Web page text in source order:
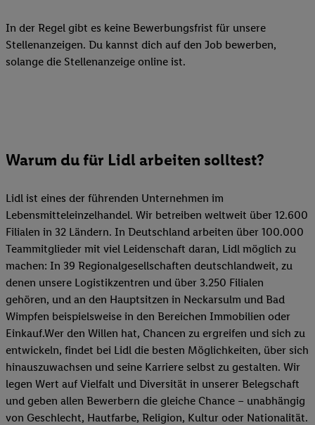
In der Regel gibt es keine Bewerbungsfrist für unsere
Stellenanzeigen. Du kannst dich auf den Job bewerben,
solange die Stellenanzeige online ist.
Warum du für Lidl arbeiten solltest?
Lidl ist eines der führenden Unternehmen im
Lebensmitteleinzelhandel. Wir betreiben weltweit über 12.600
Filialen in 32 Ländern. In Deutschland arbeiten über 100.000
Teammitglieder mit viel Leidenschaft daran, Lidl möglich zu
machen: In 39 Regionalgesellschaften deutschlandweit, zu
denen unsere Logistikzentren und über 3.250 Filialen
gehören, und an den Hauptsitzen in Neckarsulm und Bad
Wimpfen beispielsweise in den Bereichen Immobilien oder
Einkauf.Wer den Willen hat, Chancen zu ergreifen und sich zu
entwickeln, findet bei Lidl die besten Möglichkeiten, über sich
hinauszuwachsen und seine Karriere selbst zu gestalten. Wir
legen Wert auf Vielfalt und Diversität in unserer Belegschaft
und geben allen Bewerbern die gleiche Chance – unabhängig
von Geschlecht, Hautfarbe, Religion, Kultur oder Nationalität.